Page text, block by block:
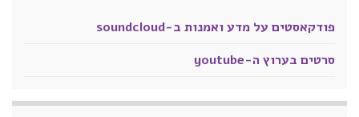
פודקאסטים על מדע ואמנות ב-soundcloud
סרטים בערוץ ה-youtube